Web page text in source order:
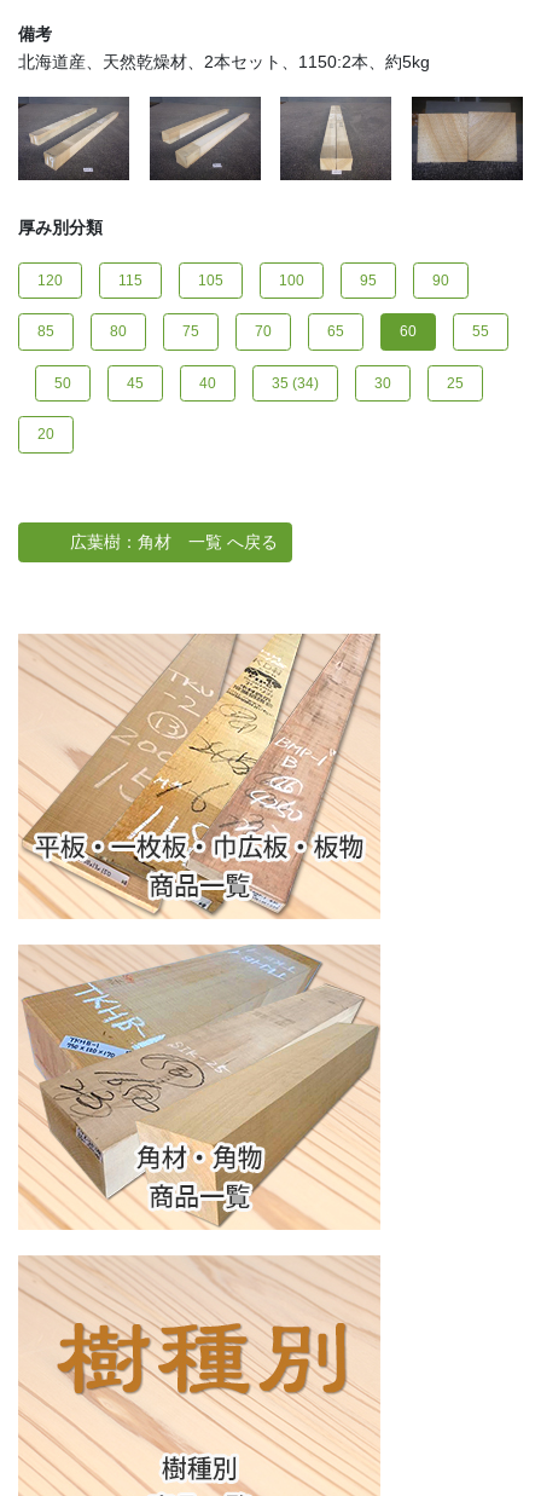
備考
北海道産、天然乾燥材、2本セット、1150:2本、約5kg
厚み別分類
120 115 105 100 95 90
85 80 75 70 65 60 55
50 45 40 35 (34) 30 25
20
広葉樹：角材 一覧 へ戻る